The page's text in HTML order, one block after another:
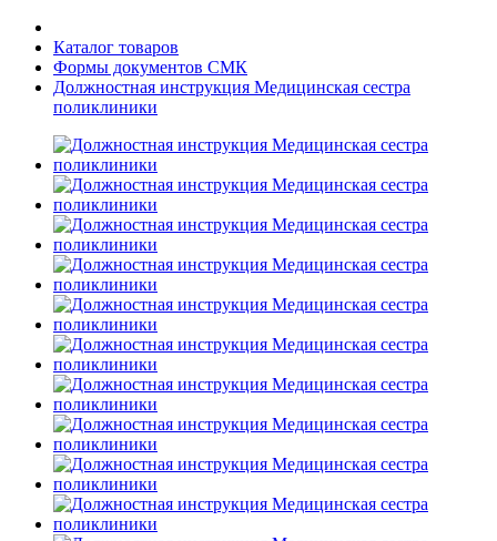
Каталог товаров
Формы документов СМК
Должностная инструкция Медицинская сестра
поликлиники